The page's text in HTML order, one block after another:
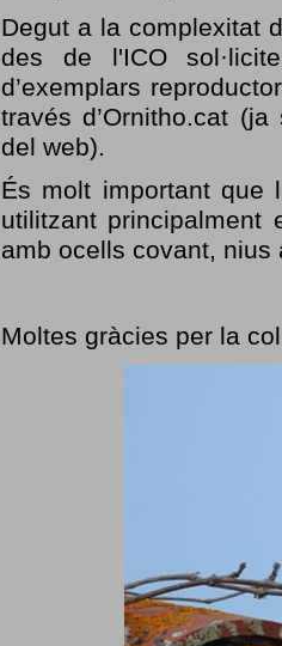
Degut a la complexitat
des de l'ICO
d’exemplars
través d’Ornitho.cat
del web).
És molt important que
utilitzant
amb ocells covant,
Moltes gràcies per la